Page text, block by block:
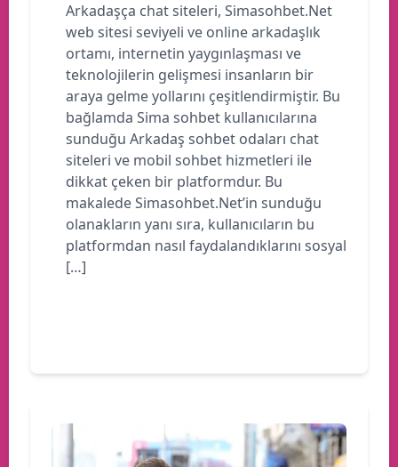
Arkadaşça chat siteleri, Simasohbet.Net
web sitesi seviyeli ve online arkadaşlık
ortamı, internetin yaygınlaşması ve
teknolojilerin gelişmesi insanların bir
araya gelme yollarını çeşitlendirmiştir. Bu
bağlamda Sima sohbet kullanıcılarına
sunduğu Arkadaş sohbet odaları chat
siteleri ve mobil sohbet hizmetleri ile
dikkat çeken bir platformdur. Bu
makalede Simasohbet.Net’in sunduğu
olanakların yanı sıra, kullanıcıların bu
platformdan nasıl faydalandıklarını sosyal
[…]